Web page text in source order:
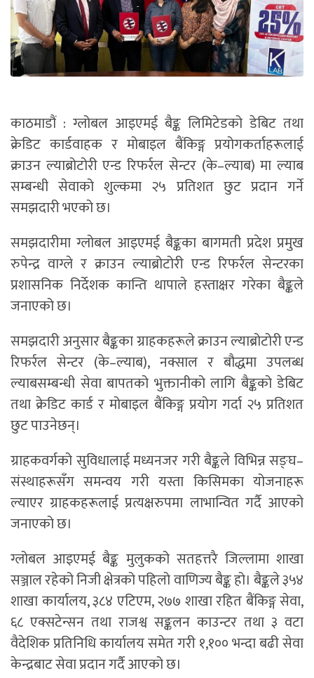
काठमाडौं : ग्लोबल आइएमई बैङ्क लिमिटेडको डेबिट तथा
क्रेडिट कार्डवाहक र मोबाइल बैंकिङ्ग प्रयोगकर्ताहरूलाई
क्राउन ल्याब्रोटोरी एन्ड रिफर्रल सेन्टर (के–ल्याब) मा ल्याब
सम्बन्धी सेवाको शुल्कमा २५ प्रतिशत छुट प्रदान गर्ने
समझदारी भएको छ।
समझदारीमा ग्लोबल आइएमई बैङ्कका बागमती प्रदेश प्रमुख
रुपेन्द्र वाग्ले र क्राउन ल्याब्रोटोरी एन्ड रिफर्रल सेन्टरका
प्रशासनिक निर्देशक कान्ति थापाले हस्ताक्षर गरेका बैङ्कले
जनाएको छ।
समझदारी अनुसार बैङ्कका ग्राहकहरूले क्राउन ल्याब्रोटोरी एन्ड
रिफर्रल सेन्टर (के–ल्याब), नक्साल र बौद्धमा उपलब्ध
ल्याबसम्बन्धी सेवा बापतको भुक्तानीको लागि बैङ्कको डेबिट
तथा क्रेडिट कार्ड र मोबाइल बैंकिङ्ग प्रयोग गर्दा २५ प्रतिशत
छुट पाउनेछन्।
ग्राहकवर्गको सुविधालाई मध्यनजर गरी बैङ्कले विभिन्न सङ्घ–
संस्थाहरूसँग समन्वय गरी यस्ता किसिमका योजनाहरू
ल्याएर ग्राहकहरूलाई प्रत्यक्षरुपमा लाभान्वित गर्दै आएको
जनाएको छ।
ग्लोबल आइएमई बैङ्क मुलुकको सतहत्तरै जिल्लामा शाखा
सञ्जाल रहेको निजी क्षेत्रको पहिलो वाणिज्य बैङ्क हो। बैङ्कले ३५४
शाखा कार्यालय, ३८४ एटिएम, २७७ शाखा रहित बैंकिङ्ग सेवा,
६८ एक्सटेन्सन तथा राजश्व सङ्कलन काउन्टर तथा ३ वटा
वैदेशिक प्रतिनिधि कार्यालय समेत गरी १,१०० भन्दा बढी सेवा
केन्द्रबाट सेवा प्रदान गर्दै आएको छ।